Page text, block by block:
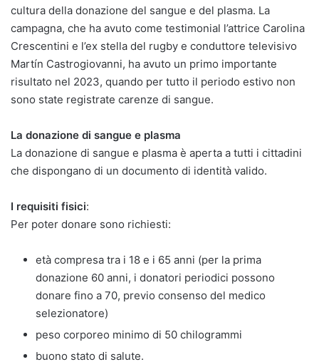
cultura della donazione del sangue e del plasma. La
campagna, che ha avuto come testimonial l’attrice Carolina
Crescentini e l’ex stella del rugby e conduttore televisivo
Martín Castrogiovanni, ha avuto un primo importante
risultato nel 2023, quando per tutto il periodo estivo non
sono state registrate carenze di sangue.
La donazione di sangue e plasma
La donazione di sangue e plasma è aperta a tutti i cittadini
che dispongano di un documento di identità valido.
I requisiti fisici:
Per poter donare sono richiesti:
età compresa tra i 18 e i 65 anni (per la prima
donazione 60 anni, i donatori periodici possono
donare fino a 70, previo consenso del medico
selezionatore)
peso corporeo minimo di 50 chilogrammi
buono stato di salute.